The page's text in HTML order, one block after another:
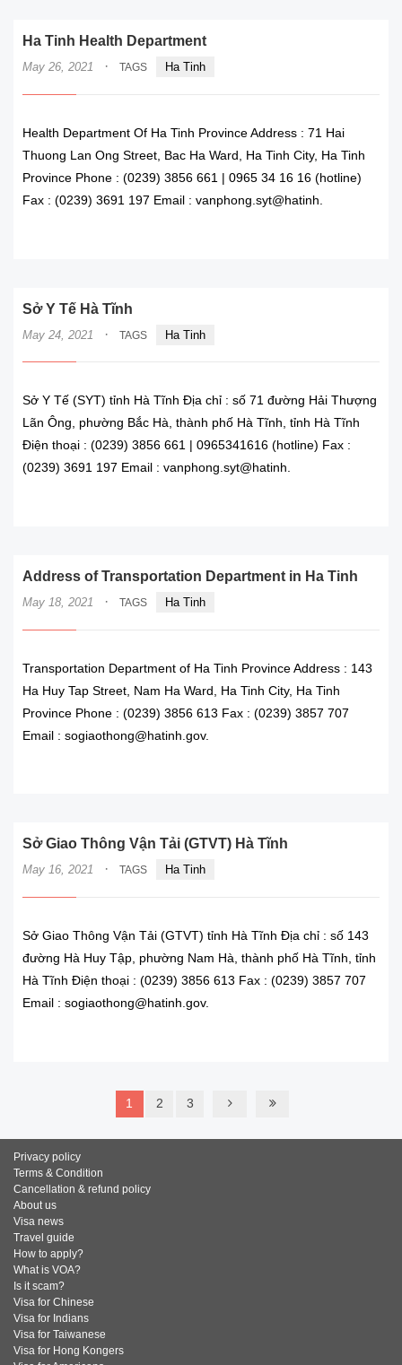
Ha Tinh Health Department
May 26, 2021 · TAGS Ha Tinh
Health Department Of Ha Tinh Province Address : 71 Hai
Thuong Lan Ong Street, Bac Ha Ward, Ha Tinh City, Ha Tinh
Province Phone : (0239) 3856 661 | 0965 34 16 16 (hotline)
Fax : (0239) 3691 197 Email : vanphong.syt@hatinh.
Sở Y Tế Hà Tĩnh
May 24, 2021 · TAGS Ha Tinh
Sở Y Tế (SYT) tỉnh Hà Tĩnh Địa chỉ : số 71 đường Hải Thượng
Lãn Ông, phường Bắc Hà, thành phố Hà Tĩnh, tỉnh Hà Tĩnh
Điện thoại : (0239) 3856 661 | 0965341616 (hotline) Fax :
(0239) 3691 197 Email : vanphong.syt@hatinh.
Address of Transportation Department in Ha Tinh
May 18, 2021 · TAGS Ha Tinh
Transportation Department of Ha Tinh Province Address : 143
Ha Huy Tap Street, Nam Ha Ward, Ha Tinh City, Ha Tinh
Province Phone : (0239) 3856 613 Fax : (0239) 3857 707
Email : sogiaothong@hatinh.gov.
Sở Giao Thông Vận Tải (GTVT) Hà Tĩnh
May 16, 2021 · TAGS Ha Tinh
Sở Giao Thông Vận Tải (GTVT) tỉnh Hà Tĩnh Địa chỉ : số 143
đường Hà Huy Tập, phường Nam Hà, thành phố Hà Tĩnh, tỉnh
Hà Tĩnh Điện thoại : (0239) 3856 613 Fax : (0239) 3857 707
Email : sogiaothong@hatinh.gov.
1 2 3
Privacy policy
Terms & Condition
Cancellation & refund policy
About us
Visa news
Travel guide
How to apply?
What is VOA?
Is it scam?
Visa for Chinese
Visa for Indians
Visa for Taiwanese
Visa for Hong Kongers